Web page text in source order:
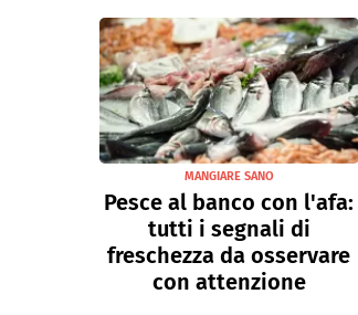
MANGIARE SANO
Pesce al banco con l'afa:
tutti i segnali di
freschezza da osservare
con attenzione